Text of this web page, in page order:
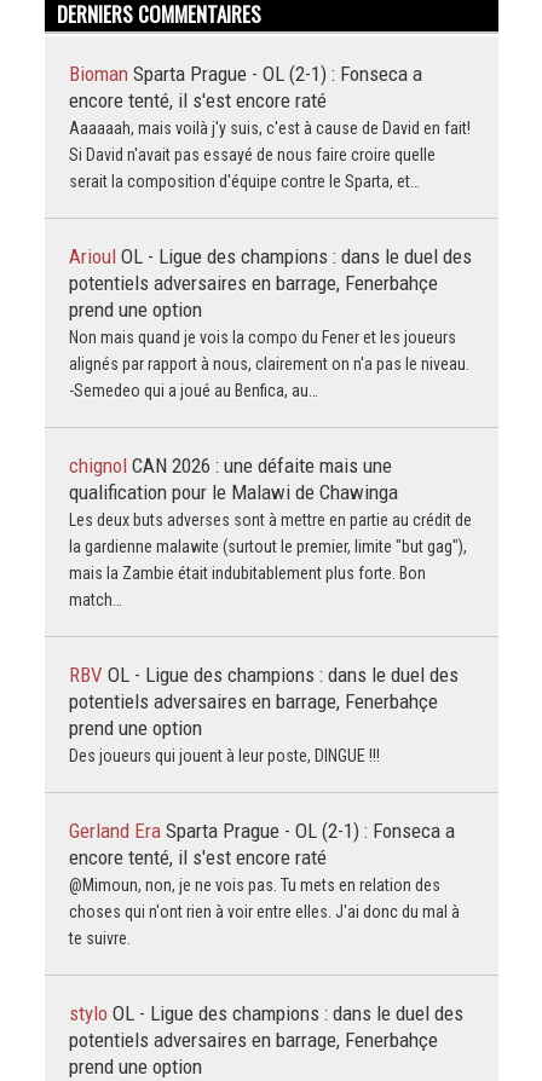
DERNIERS COMMENTAIRES
Bioman Sparta Prague - OL (2-1) : Fonseca a
encore tenté, il s'est encore raté
Aaaaaah, mais voilà j'y suis, c'est à cause de David en fait!
Si David n'avait pas essayé de nous faire croire quelle
serait la composition d'équipe contre le Sparta, et…
Arioul OL - Ligue des champions : dans le duel des
potentiels adversaires en barrage, Fenerbahçe
prend une option
Non mais quand je vois la compo du Fener et les joueurs
alignés par rapport à nous, clairement on n'a pas le niveau.
-Semedeo qui a joué au Benfica, au…
chignol CAN 2026 : une défaite mais une
qualification pour le Malawi de Chawinga
Les deux buts adverses sont à mettre en partie au crédit de
la gardienne malawite (surtout le premier, limite "but gag"),
mais la Zambie était indubitablement plus forte. Bon
match…
RBV OL - Ligue des champions : dans le duel des
potentiels adversaires en barrage, Fenerbahçe
prend une option
Des joueurs qui jouent à leur poste, DINGUE !!!
Gerland Era Sparta Prague - OL (2-1) : Fonseca a
encore tenté, il s'est encore raté
@Mimoun, non, je ne vois pas. Tu mets en relation des
choses qui n'ont rien à voir entre elles. J'ai donc du mal à
te suivre.
stylo OL - Ligue des champions : dans le duel des
potentiels adversaires en barrage, Fenerbahçe
prend une option